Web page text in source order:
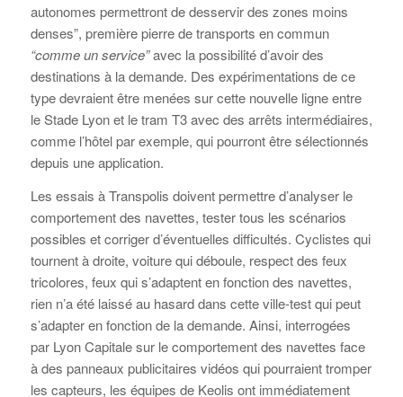
autonomes permettront de desservir des zones moins
denses”, première pierre de transports en commun
“comme un service”avec la possibilité d’avoir des
destinations à la demande. Des expérimentations de ce
type devraient être menées sur cette nouvelle ligne entre
le Stade Lyon et le tram T3 avec des arrêts intermédiaires,
comme l’hôtel par exemple, qui pourront être sélectionnés
depuis une application.
Les essais à Transpolis doivent permettre d’analyser le
comportement des navettes, tester tous les scénarios
possibles et corriger d’éventuelles difficultés. Cyclistes qui
tournent à droite, voiture qui déboule, respect des feux
tricolores, feux qui s’adaptent en fonction des navettes,
rien n’a été laissé au hasard dans cette ville-test qui peut
s’adapter en fonction de la demande. Ainsi, interrogées
par Lyon Capitale sur le comportement des navettes face
à des panneaux publicitaires vidéos qui pourraient tromper
les capteurs, les équipes de Keolis ont immédiatement